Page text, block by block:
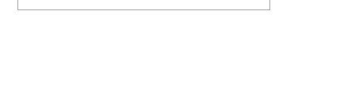
ーマは「伸展」です。 tonicaが設立されて13年